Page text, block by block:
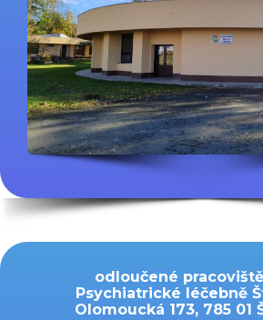
odloučené
Psychiatrické léčebně
Olomoucká 173, 785 01